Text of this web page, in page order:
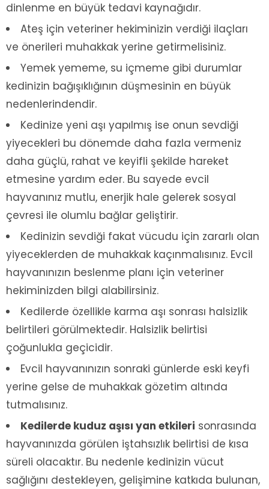
dinlenme en büyük tedavi kaynağıdır.
Ateş için veteriner hekiminizin verdiği ilaçları
ve önerileri muhakkak yerine getirmelisiniz.
Yemek yememe, su içmeme gibi durumlar
kedinizin bağışıklığının düşmesinin en büyük
nedenlerindendir.
Kedinize yeni aşı yapılmış ise onun sevdiği
yiyecekleri bu dönemde daha fazla vermeniz
daha güçlü, rahat ve keyifli şekilde hareket
etmesine yardım eder. Bu sayede evcil
hayvanınız mutlu, enerjik hale gelerek sosyal
çevresi ile olumlu bağlar geliştirir.
Kedinizin sevdiği fakat vücudu için zararlı olan
yiyeceklerden de muhakkak kaçınmalısınız. Evcil
hayvanınızın beslenme planı için veteriner
hekiminizden bilgi alabilirsiniz.
Kedilerde özellikle karma aşı sonrası halsizlik
belirtileri görülmektedir. Halsizlik belirtisi
çoğunlukla geçicidir.
Evcil hayvanınızın sonraki günlerde eski keyfi
yerine gelse de muhakkak gözetim altında
tutmalısınız.
Kedilerde kuduz aşısı yan etkileri sonrasında
hayvanınızda görülen iştahsızlık belirtisi de kısa
süreli olacaktır. Bu nedenle kedinizin vücut
sağlığını destekleyen, gelişimine katkıda bulunan,